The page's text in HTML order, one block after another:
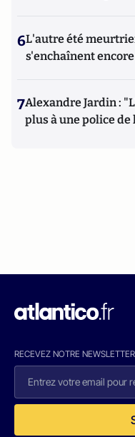
6L'autre été
s'enchaînent
7Alexandre Jardin :
plus à une police de
RECEVEZ NOTRE NEWSLETTER